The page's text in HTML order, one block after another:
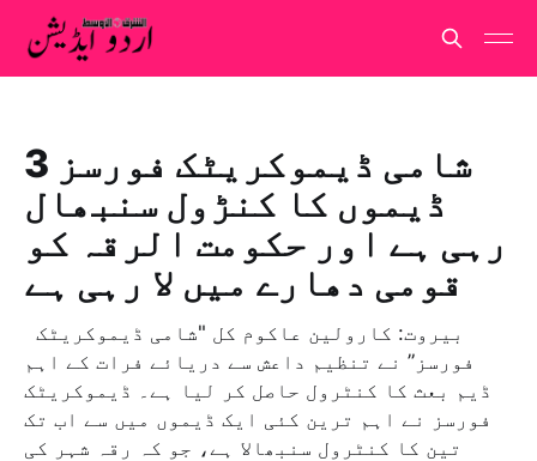
شامی ڈیموکریٹک فورسز 3
ڈیموں کا کنڑول سنبھال
رہی ہے اور حکومت الرقہ کو
قومی دھارے میں لا رہی ہے
فورسز” نے تنظیم داعش سے دریائے فرات کے اہم
ڈیم بعث کا کنٹرول حاصل کر لیا ہے۔ ڈیموکریٹک
فورسز نے اہم ترین کئی ایک ڈیموں میں سے اب تک
تین کا کنٹرول سنبھالا ہے، جو کہ رقہ شہر کی